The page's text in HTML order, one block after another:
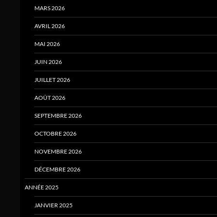
MARS 2026
AVRIL 2026
MAI 2026
JUIN 2026
JUILLET 2026
AOÛT 2026
SEPTEMBRE 2026
OCTOBRE 2026
NOVEMBRE 2026
DÉCEMBRE 2026
ANNÉE 2025
JANVIER 2025